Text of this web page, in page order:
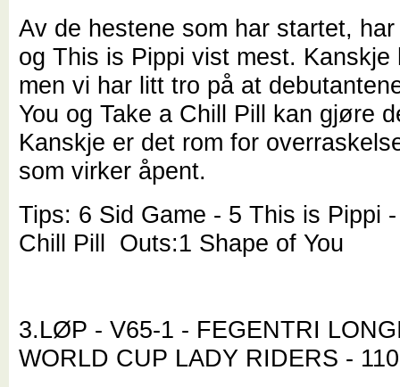
Av de hestene som har startet,
og This is Pippi vist mest. Kanskje
men vi har litt tro på at
You og Take a Chill Pill kan gjøre
Kanskje er det rom for
som virker åpent.
Tips: 6 Sid Game - 5 This is Pippi
Chill Pill Outs:1 Shape of You
3.LØP - V65-1 - FEGENTRI
WORLD CUP LADY RIDERS -